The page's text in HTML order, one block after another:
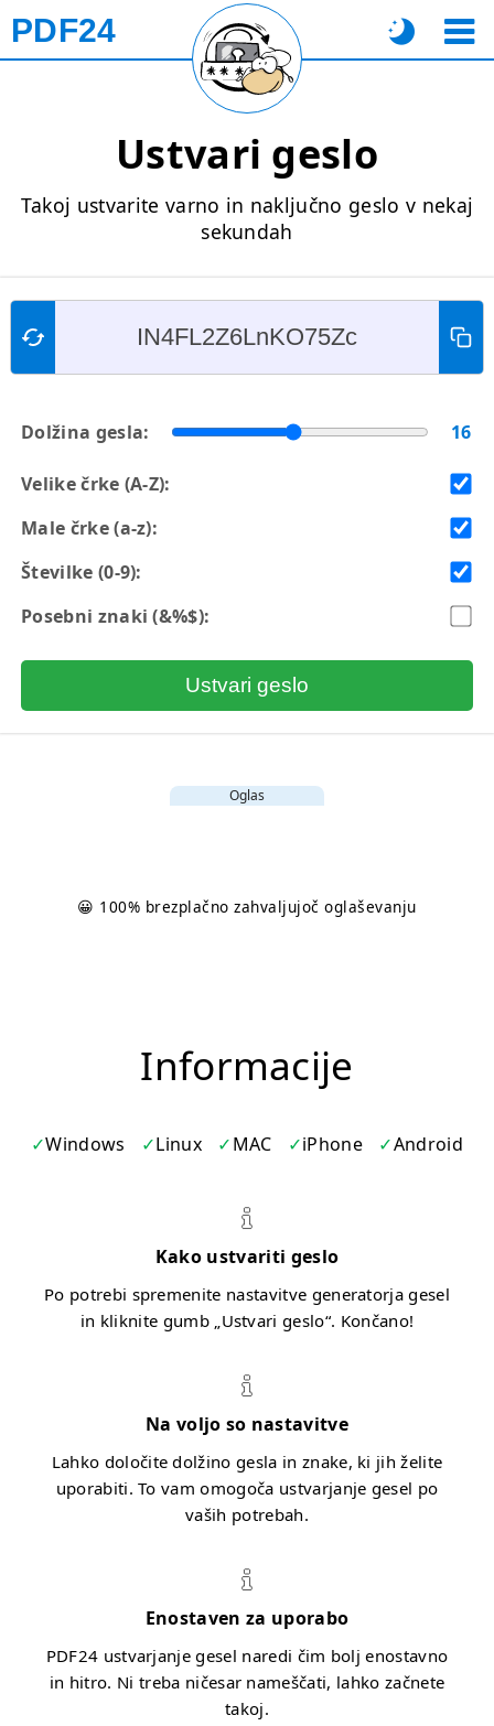
PDF24
Ustvari geslo
Takoj ustvarite varno in naključno geslo v nekaj
sekundah
Dolžina gesla: 16
Velike črke (A-Z):
Male črke (a-z):
Številke (0-9):
Posebni znaki (&%$):
Ustvari geslo
Oglas
😀 100% brezplačno zahvaljujoč oglaševanju
Informacije
Windows Linux MAC iPhone Android
Kako ustvariti geslo
Po potrebi spremenite nastavitve generatorja gesel
in kliknite gumb „Ustvari geslo“. Končano!
Na voljo so nastavitve
Lahko določite dolžino gesla in znake, ki jih želite
uporabiti. To vam omogoča ustvarjanje gesel po
vaših potrebah.
Enostaven za uporabo
PDF24 ustvarjanje gesel naredi čim bolj enostavno
in hitro. Ni treba ničesar nameščati, lahko začnete
takoj.